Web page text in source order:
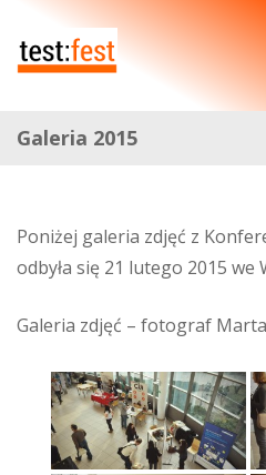
Galeria 2015
Poniżej galeria zdjęć z
odbyła się 21 lutego 2015 we
Galeria zdjęć – fotograf